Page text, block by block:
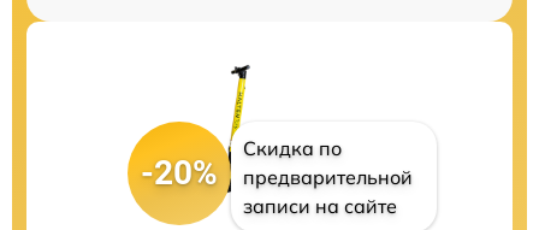
-20%
Скидка по
предварительной
записи на сайте